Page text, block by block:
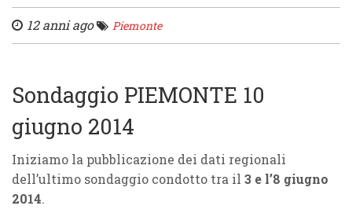
12 anni ago Piemonte
Sondaggio PIEMONTE 10
giugno 2014
Iniziamo la pubblicazione dei dati regionali
dell’ultimo sondaggio condotto tra il 3 e l’8 giugno
2014.